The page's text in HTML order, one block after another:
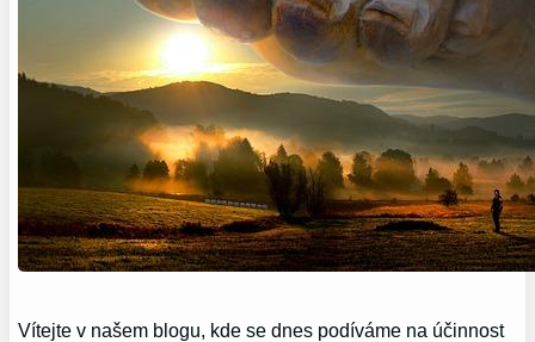
Vítejte v našem blogu, kde se dnes podíváme na účinnost